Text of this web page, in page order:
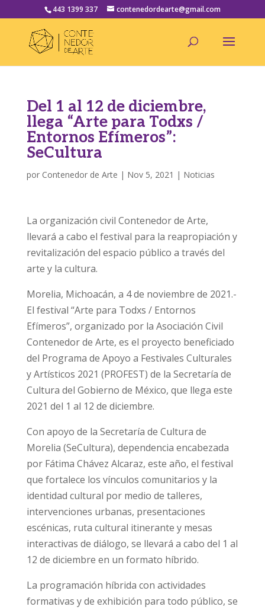
443 1399 337 contenedordearte@gmail.com
Del 1 al 12 de diciembre,
llega “Arte para Todxs /
Entornos Efímeros”:
SeCultura
por Contenedor de Arte | Nov 5, 2021 | Noticias
La organización civil Contenedor de Arte,
llevará a cabo el festival para la reapropiación y
revitalización del espacio público a través del
arte y la cultura.
Morelia, Michoacán, a 4 de noviembre de 2021.-
El festival “Arte para Todxs / Entornos
Efímeros”, organizado por la Asociación Civil
Contenedor de Arte, es el proyecto beneficiado
del Programa de Apoyo a Festivales Culturales
y Artísticos 2021 (PROFEST) de la Secretaría de
Cultura del Gobierno de México, que llega este
2021 del 1 al 12 de diciembre.
Con apoyo de la Secretaría de Cultura de
Morelia (SeCultura), dependencia encabezada
por Fátima Chávez Alcaraz, este año, el festival
que fortalece los vínculos comunitarios y la
identidad cultural por medio de talleres,
intervenciones urbanas, presentaciones
escénicas, ruta cultural itinerante y mesas
interactivas de diálogo, se llevará a cabo del 1 al
12 de diciembre en un formato híbrido.
La programación híbrida con actividades
formativas y de exhibición para todo público, se